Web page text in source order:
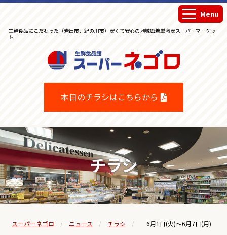
生鮮食品にこだわった（岩出市、紀の川市）安くて安心の地域密着型激安スーパーマーケッ
ト
本日のチラシはこちらから
Menu
チラシ
スーパーネゴロ ニュース チラシ 6月1日(火)～6月7日(月)